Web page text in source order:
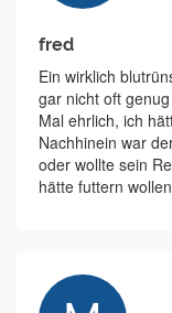
fred
Ein wirklich
gar nicht oft
Mal ehrlich, ich
Nachhinein war
oder wollte sein
hätte futtern